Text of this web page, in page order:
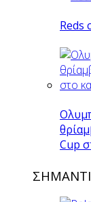
Reds
Cup